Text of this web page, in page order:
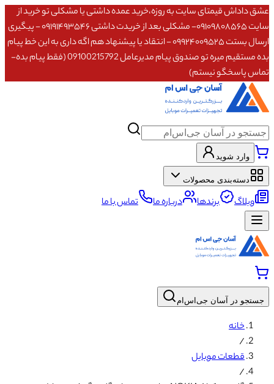
عشق داداش قیمتای سایت به روزه،خرید عمده داشتی یا مشکلی تو خرید از
سایت ۰۹۱۰۹۸۰۸۵۶۵- مشکلی بعد از خریدت داشتی ۰۹۱۹۱۴۹۳۵۴۶ - پیگیری
ارسال بستت ۰۹۹۲۴۰۰۹۵۲۵ - انتقاد یا پیشنهاد هم اگه داری به این خط پیام
بده مستقیم میره تو صندوق پیام مدیرعامل 09100215792 (فقط پیام بده-
تماس پاسخگو نیستم)
وارد شوید
دسته‌بندی محصولات
وبلاگ برندها درباره ما تماس با ما
جستجو در آسان جی‌اس‌ام
خانه
/
قطعات موبایل
/